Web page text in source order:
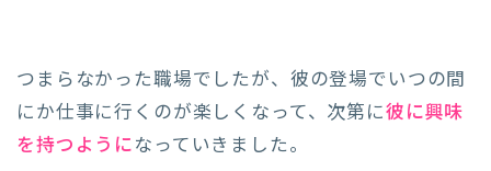
つまらなかった職場でしたが、彼の登場でいつの間
にか仕事に行くのが楽しくなって、次第に彼に興味
を持つようになっていきました。